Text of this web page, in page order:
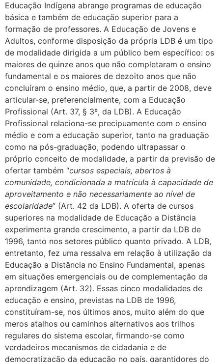
Educação Indígena abrange programas de educação
básica e também de educação superior para a
formação de professores. A Educação de Jovens e
Adultos, conforme disposição da própria LDB é um tipo
de modalidade dirigida a um público bem específico: os
maiores de quinze anos que não completaram o ensino
fundamental e os maiores de dezoito anos que não
concluíram o ensino médio, que, a partir de 2008, deve
articular-se, preferencialmente, com a Educação
Profissional (Art. 37, § 3º, da LDB). A Educação
Profissional relaciona-se precipuamente com o ensino
médio e com a educação superior, tanto na graduação
como na pós-graduação, podendo ultrapassar o
próprio conceito de modalidade, a partir da previsão de
ofertar também “cursos especiais, abertos à
comunidade, condicionada a matrícula à capacidade de
aproveitamento e não necessariamente ao nível de
escolaridade” (Art. 42 da LDB). A oferta de cursos
superiores na modalidade de Educação a Distância
experimenta grande crescimento, a partir da LDB de
1996, tanto nos setores público quanto privado. A LDB,
entretanto, fez uma ressalva em relação à utilização da
Educação a Distância no Ensino Fundamental, apenas
em situações emergenciais ou de complementação da
aprendizagem (Art. 32). Essas cinco modalidades de
educação e ensino, previstas na LDB de 1996,
constituíram-se, nos últimos anos, muito além do que
meros atalhos ou caminhos alternativos aos trilhos
regulares do sistema escolar, firmando-se como
verdadeiros mecanismos de cidadania e de
democratização da educação no país, garantidores do